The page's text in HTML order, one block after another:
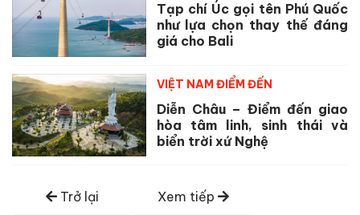
Tạp chí Úc gọi tên Phú Quốc
như lựa chọn thay thế đáng
giá cho Bali
VIỆT NAM ĐIỂM ĐẾN
Diễn Châu – Điểm đến giao
hòa tâm linh, sinh thái và
biển trời xứ Nghệ
Trở lại Xem tiếp